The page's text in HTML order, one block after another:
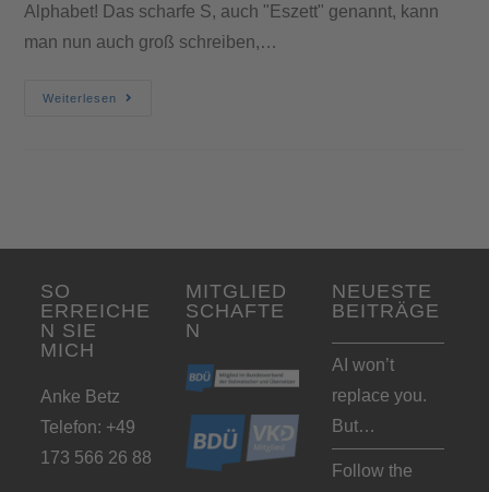
Alphabet! Das scharfe S, auch "Eszett" genannt, kann
man nun auch groß schreiben,…
Weiterlesen
SO
ERREICHE
N SIE
MICH
Anke Betz
Telefon: +49
173 566 26 88
MITGLIED
SCHAFTE
N
NEUESTE
BEITRÄGE
AI won’t
replace you.
But…
Follow the